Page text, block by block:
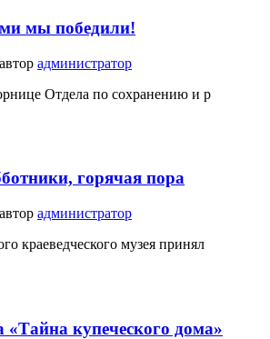
мы победили!
автор администратор
Отдела по сохранению и р
горячая пора
автор администратор
краеведческого музея принял
«Тайна купеческого дома»